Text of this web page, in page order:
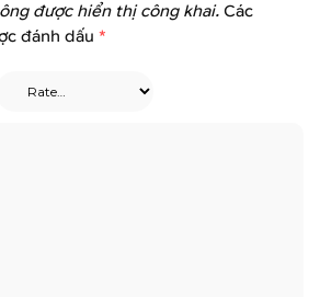
được hiển thị công khai. Các
đánh dấu *